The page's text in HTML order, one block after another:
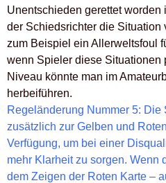
Unentschieden gerettet worden
der Schiedsrichter die Situation
zum Beispiel ein Allerweltsfoul
wenn Spieler diese Situationen
Niveau könnte man im
herbeiführen.
Regeländerung Nummer 5: Die
zusätzlich zur Gelben und
Verfügung, um bei einer
mehr Klarheit zu sorgen. Wenn
dem Zeigen der Roten Karte –